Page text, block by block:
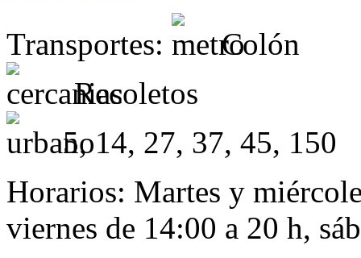
Transportes:
Colón
Recoletos
5, 14, 27, 37, 45, 150
Horarios: Martes y
viernes de 14:00 a 20 h,